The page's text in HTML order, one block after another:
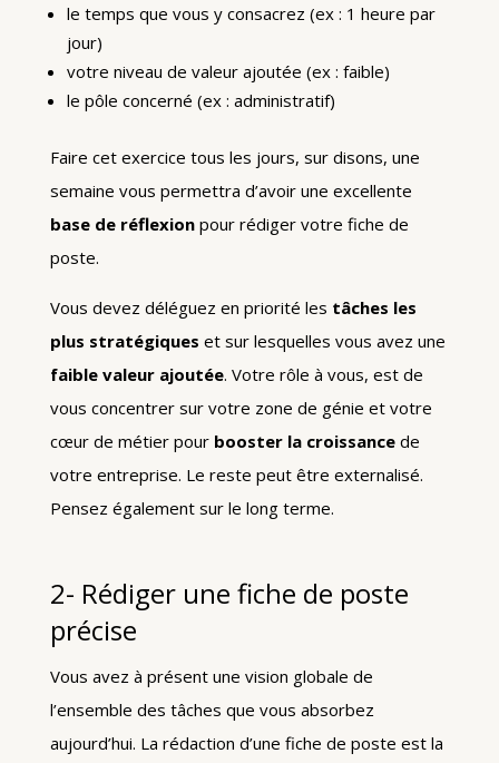
le temps que vous y consacrez (ex : 1 heure par
jour)
votre niveau de valeur ajoutée (ex : faible)
le pôle concerné (ex : administratif)
Faire cet exercice tous les jours, sur disons, une
semaine vous permettra d’avoir une excellente
base de réflexionpour rédiger votre fiche de
poste.
Vous devez déléguez en priorité les tâches les
plus stratégiques et sur lesquelles vous avez une
faible valeur ajoutée. Votre rôle à vous, est de
vous concentrer sur votre zone de génie et votre
cœur de métier pour booster la croissancede
votre entreprise. Le reste peut être externalisé.
Pensez également sur le long terme.
2- Rédiger une fiche de poste
précise
Vous avez à présent une vision globale de
l’ensemble des tâches que vous absorbez
aujourd’hui. La rédaction d’une fiche de poste est la